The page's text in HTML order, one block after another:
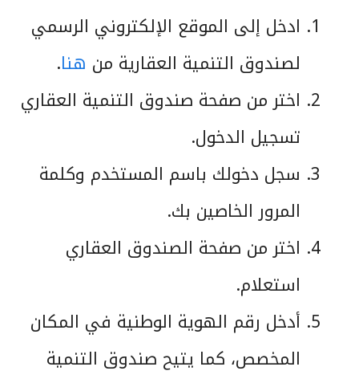
ادخل إلى الموقع الإلكتروني الرسمي
لصندوق التنمية العقارية من هنا.
اختر من صفحة صندوق التنمية العقاري
تسجيل الدخول.
سجل دخولك باسم المستخدم وكلمة
المرور الخاصين بك.
اختر من صفحة الصندوق العقاري
استعلام.
أدخل رقم الهوية الوطنية في المكان
المخصص، كما يتيح صندوق التنمية